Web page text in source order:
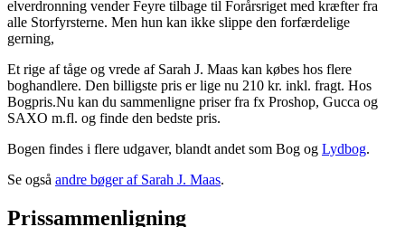
elverdronning vender Feyre tilbage til Forårsriget med kræfter fra
alle Storfyrsterne. Men hun kan ikke slippe den forfærdelige
gerning,
Et rige af tåge og vrede af Sarah J. Maas kan købes hos flere
boghandlere. Den billigste pris er lige nu 210 kr. inkl. fragt. Hos
Bogpris.Nu kan du sammenligne priser fra fx Proshop, Gucca og
SAXO m.fl. og finde den bedste pris.
Bogen findes i flere udgaver, blandt andet som Bog og Lydbog.
Se også andre bøger af Sarah J. Maas.
Prissammenligning